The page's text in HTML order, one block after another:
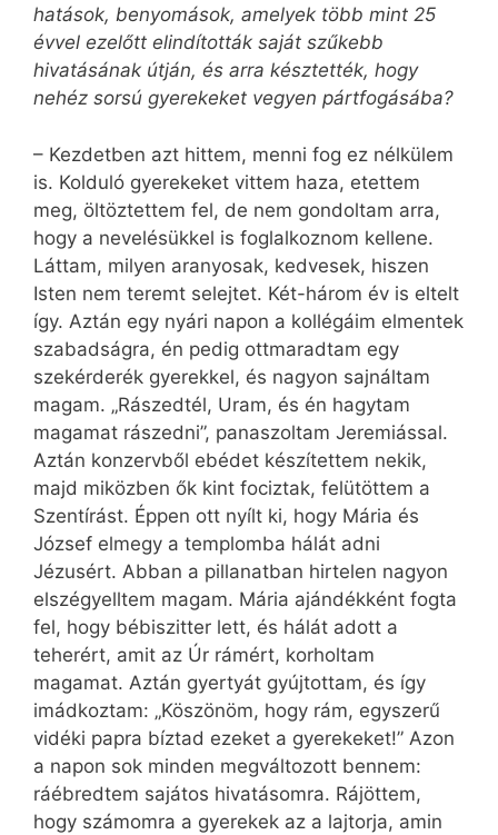
hatások, benyomások, amelyek több mint 25
évvel ezelőtt elindították saját szűkebb
hivatásának útján, és arra késztették, hogy
nehéz sorsú gyerekeket vegyen pártfogásába?
– Kezdetben azt hittem, menni fog ez nélkülem
is. Kolduló gyerekeket vittem haza, etettem
meg, öltöztettem fel, de nem gondoltam arra,
hogy a nevelésükkel is foglalkoznom kellene.
Láttam, milyen aranyosak, kedvesek, hiszen
Isten nem teremt selejtet. Két-három év is eltelt
így. Aztán egy nyári napon a kollégáim elmentek
szabadságra, én pedig ottmaradtam egy
szekérderék gyerekkel, és nagyon sajnáltam
magam. „Rászedtél, Uram, és én hagytam
magamat rászedni”, panaszoltam Jeremiással.
Aztán konzervből ebédet készítettem nekik,
majd miközben ők kint fociztak, felütöttem a
Szentírást. Éppen ott nyílt ki, hogy Mária és
József elmegy a templomba hálát adni
Jézusért. Abban a pillanatban hirtelen nagyon
elszégyelltem magam. Mária ajándékként fogta
fel, hogy bébiszitter lett, és hálát adott a
teherért, amit az Úr rámért, korholtam
magamat. Aztán gyertyát gyújtottam, és így
imádkoztam: „Köszönöm, hogy rám, egyszerű
vidéki papra bíztad ezeket a gyerekeket!” Azon
a napon sok minden megváltozott bennem:
ráébredtem sajátos hivatásomra. Rájöttem,
hogy számomra a gyerekek az a lajtorja, amin